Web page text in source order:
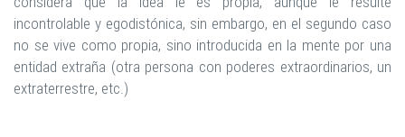
incontrolable y egodistónica, sin embargo, en el segundo caso
no se vive como propia, sino introducida en la mente por una
entidad extraña (otra persona con poderes extraordinarios, un
extraterrestre, etc.)